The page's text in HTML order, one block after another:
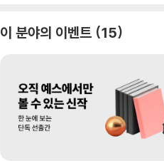
이 분야의 이벤트 15